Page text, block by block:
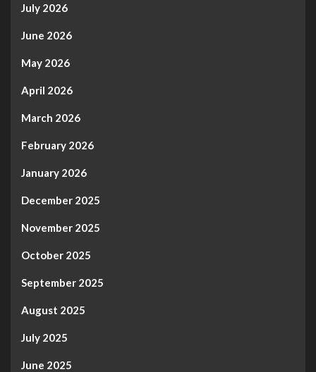
July 2026
June 2026
May 2026
April 2026
March 2026
February 2026
January 2026
December 2025
November 2025
October 2025
September 2025
August 2025
July 2025
June 2025